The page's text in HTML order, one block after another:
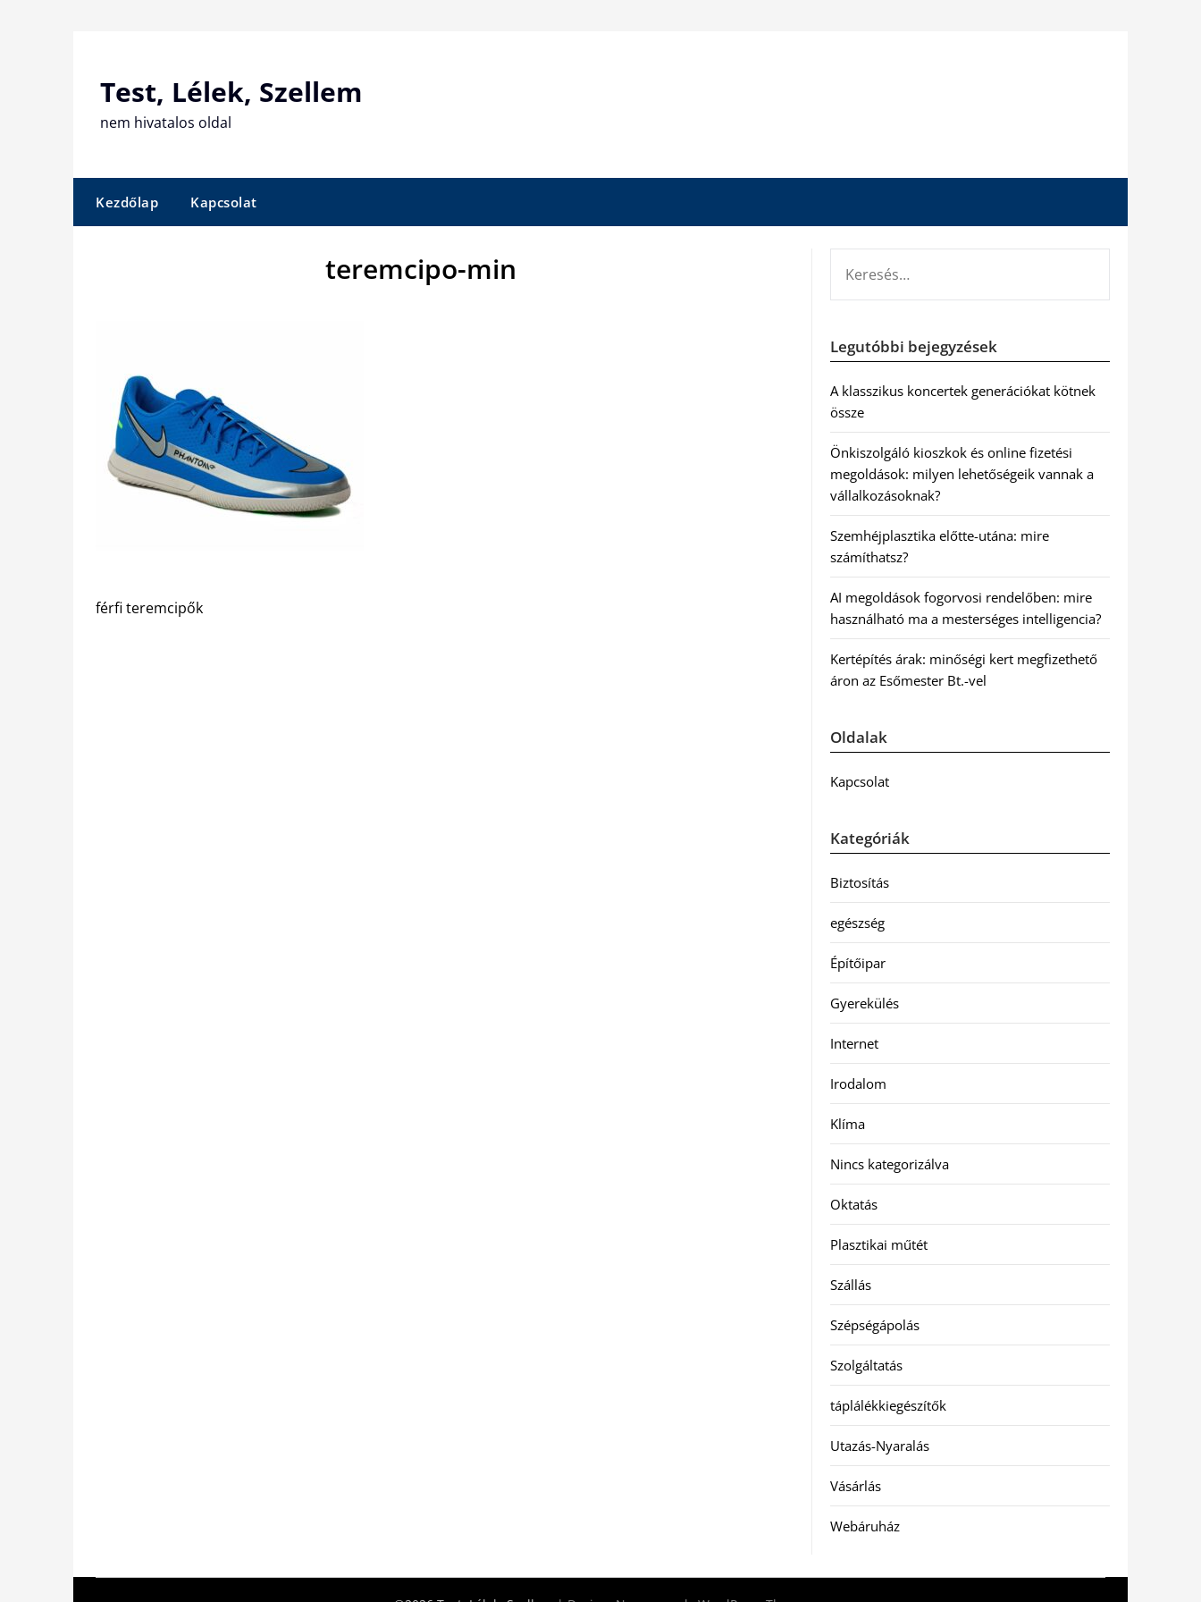
Test, Lélek, Szellem
nem hivatalos oldal
Kezdőlap Kapcsolat
teremcipo-min
férfi teremcipők
Legutóbbi bejegyzések
A klasszikus koncertek generációkat kötnek
össze
Önkiszolgáló kioszkok és online fizetési
megoldások: milyen lehetőségeik vannak a
vállalkozásoknak?
Szemhéjplasztika előtte-utána: mire
számíthatsz?
AI megoldások fogorvosi rendelőben: mire
használható ma a mesterséges intelligencia?
Kertépítés árak: minőségi kert megfizethető
áron az Esőmester Bt.-vel
Oldalak
Kapcsolat
Kategóriák
Biztosítás
egészség
Építőipar
Gyerekülés
Internet
Irodalom
Klíma
Nincs kategorizálva
Oktatás
Plasztikai műtét
Szállás
Szépségápolás
Szolgáltatás
táplálékkiegészítők
Utazás-Nyaralás
Vásárlás
Webáruház